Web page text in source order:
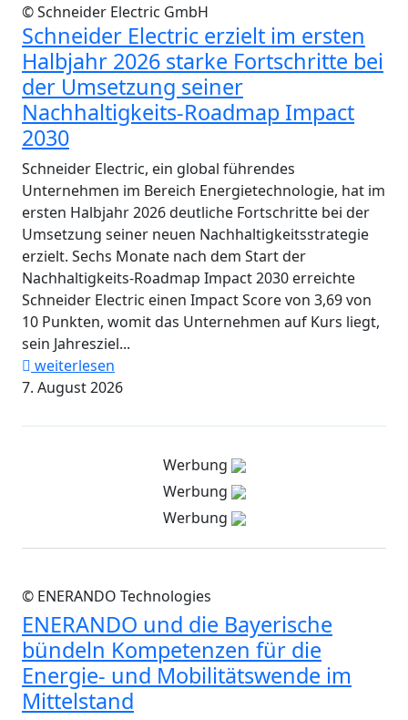
© Schneider Electric GmbH
Schneider Electric erzielt im ersten
Halbjahr 2026 starke Fortschritte bei
der Umsetzung seiner
Nachhaltigkeits-Roadmap Impact
2030
Schneider Electric, ein global führendes
Unternehmen im Bereich Energietechnologie, hat im
ersten Halbjahr 2026 deutliche Fortschritte bei der
Umsetzung seiner neuen Nachhaltigkeitsstrategie
erzielt. Sechs Monate nach dem Start der
Nachhaltigkeits-Roadmap Impact 2030 erreichte
Schneider Electric einen Impact Score von 3,69 von
10 Punkten, womit das Unternehmen auf Kurs liegt,
sein Jahresziel...
weiterlesen
7. August 2026
Werbung
Werbung
Werbung
© ENERANDO Technologies
ENERANDO und die Bayerische
bündeln Kompetenzen für die
Energie- und Mobilitätswende im
Mittelstand